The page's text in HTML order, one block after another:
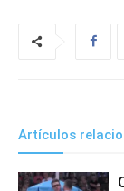
Artículos